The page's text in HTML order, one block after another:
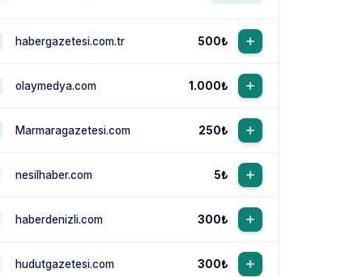
habergazetesi.com.tr 500₺
olaymedya.com 1.000₺
Marmaragazetesi.com 250₺
nesilhaber.com 5₺
haberdenizli.com 300₺
hudutgazetesi.com 300₺